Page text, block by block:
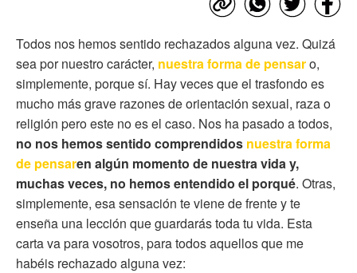
Todos nos hemos sentido rechazados alguna vez. Quizá
sea por nuestro carácter, nuestra forma de pensaro,
simplemente, porque sí. Hay veces que el trasfondo es
mucho más grave razones de orientación sexual, raza o
religión pero este no es el caso. Nos ha pasado a todos,
no nos hemos sentido comprendidos nuestra forma
de pensaren algún momento de nuestra vida y,
muchas veces, no hemos entendido el porqué. Otras,
simplemente, esa sensación te viene de frente y te
enseña una lección que guardarás toda tu vida. Esta
carta va para vosotros, para todos aquellos que me
habéis rechazado alguna vez: